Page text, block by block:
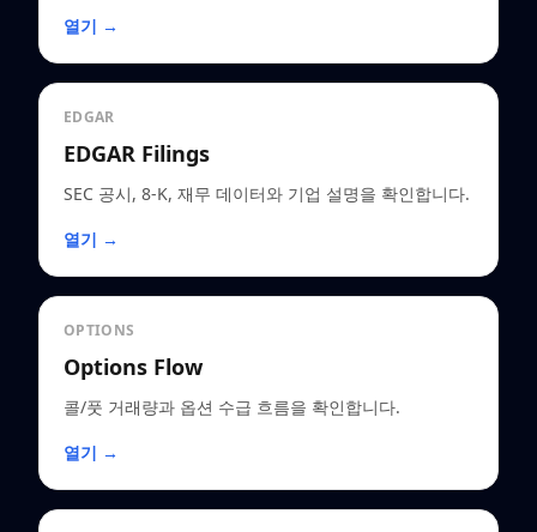
열기 →
EDGAR
EDGAR Filings
SEC 공시, 8-K, 재무 데이터와 기업 설명을 확인합니다.
열기 →
OPTIONS
Options Flow
콜/풋 거래량과 옵션 수급 흐름을 확인합니다.
열기 →